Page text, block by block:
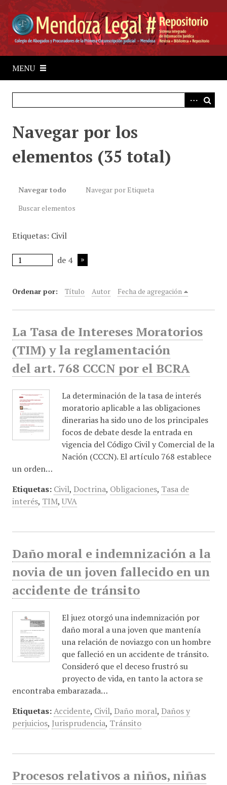
a
a
MENU
Navegar por los
elementos (35 total)
Navegar todo
Navegar por Etiqueta
Buscar elementos
Etiquetas: Civil
de 4
Ordenar por: Título Autor Fecha de agregación
La Tasa de Intereses Moratorios
(TIM) y la reglamentación
del art. 768 CCCN por el BCRA
La determinación de la tasa de interés
moratorio aplicable a las obligaciones
dinerarias ha sido uno de los principales
focos de debate desde la entrada en
vigencia del Código Civil y Comercial de la
Nación (CCCN). El artículo 768 establece
un orden…
Etiquetas: Civil, Doctrina, Obligaciones, Tasa de
interés, TIM, UVA
Daño moral e indemnización a la
novia de un joven fallecido en un
accidente de tránsito
El juez otorgó una indemnización por
daño moral a una joven que mantenía
una relación de noviazgo con un hombre
que falleció en un accidente de tránsito.
Consideró que el deceso frustró su
proyecto de vida, en tanto la actora se
encontraba embarazada…
Etiquetas: Accidente, Civil, Daño moral, Daños y
perjuicios, Jurisprudencia, Tránsito
Procesos relativos a niños, niñas